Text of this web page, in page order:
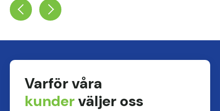
Varför våra
kunderväljer oss